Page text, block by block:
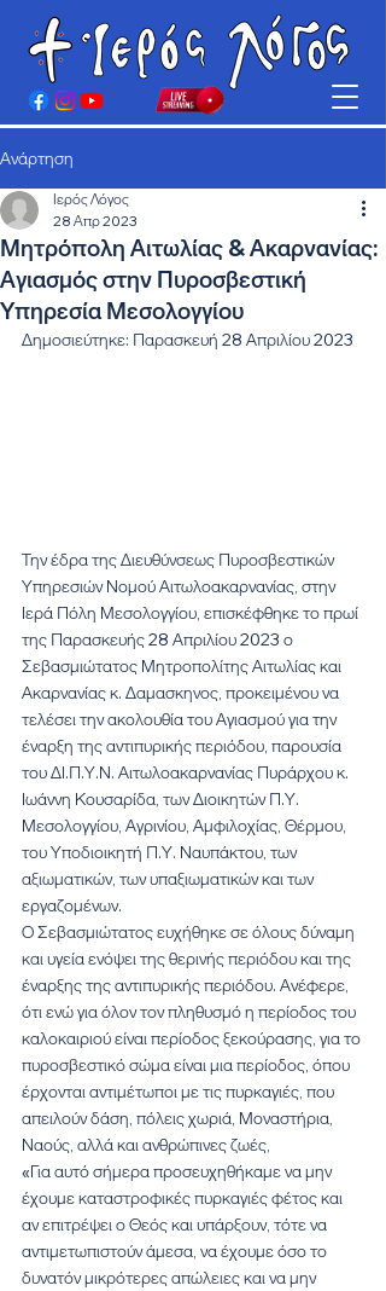
Ανάρτηση
Μητρόπολη Αιτωλίας & Ακαρνανίας:
Αγιασμός στην Πυροσβεστική
Υπηρεσία Μεσολογγίου
Ιερός Λόγος
28 Απρ 2023
Δημοσιεύτηκε: Παρασκευή 28 Απριλίου 2023
Την έδρα της Διευθύνσεως Πυροσβεστικών
Υπηρεσιών Νομού Αιτωλοακαρνανίας, στην
Ιερά Πόλη Μεσολογγίου, επισκέφθηκε το πρωί
της Παρασκευής 28 Απριλίου 2023 ο
Σεβασμιώτατος Μητροπολίτης Αιτωλίας και
Ακαρνανίας κ. Δαμασκηνος, προκειμένου να
τελέσει την ακολουθία του Αγιασμού για την
έναρξη της αντιπυρικής περιόδου, παρουσία
του ΔΙ.Π.Υ.Ν. Αιτωλοακαρνανίας Πυράρχου κ.
Ιωάννη Κουσαρίδα, των Διοικητών Π.Υ.
Μεσολογγίου, Αγρινίου, Αμφιλοχίας, Θέρμου,
του Υποδιοικητή Π.Υ. Ναυπάκτου, των
αξιωματικών, των υπαξιωματικών και των
εργαζομένων.
Ο Σεβασμιώτατος ευχήθηκε σε όλους δύναμη
και υγεία ενόψει της θερινής περιόδου και της
έναρξης της αντιπυρικής περιόδου. Ανέφερε,
ότι ενώ για όλον τον πληθυσμό η περίοδος του
καλοκαιριού είναι περίοδος ξεκούρασης, για το
πυροσβεστικό σώμα είναι μια περίοδος, όπου
έρχονται αντιμέτωποι με τις πυρκαγιές, που
απειλούν δάση, πόλεις χωριά, Μοναστήρια,
Ναούς, αλλά και ανθρώπινες ζωές,
«Για αυτό σήμερα προσευχηθήκαμε να μην
έχουμε καταστροφικές πυρκαγιές φέτος και
αν επιτρέψει ο Θεός και υπάρξουν, τότε να
αντιμετωπιστούν άμεσα, να έχουμε όσο το
δυνατόν μικρότερες απώλειες και να μην